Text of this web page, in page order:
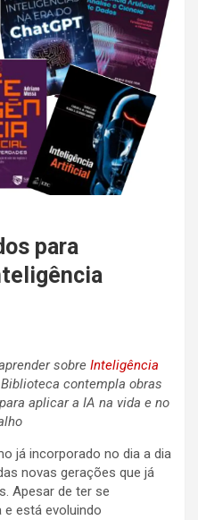
para
sobre Inteligência
contempla obras
aplicar a IA na vida e no
já incorporado no dia a dia
novas gerações que já
Apesar de ter se
e está evoluindo